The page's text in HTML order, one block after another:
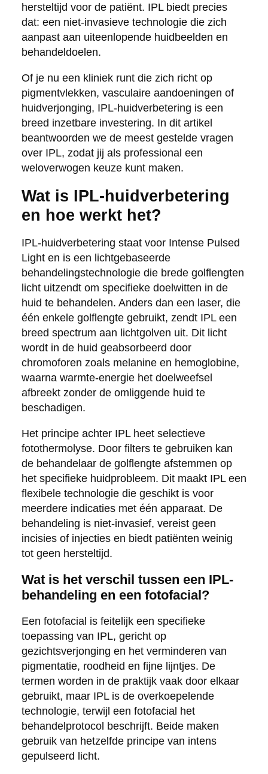
hersteltijd voor de patiënt. IPL biedt precies
dat: een niet-invasieve technologie die zich
aanpast aan uiteenlopende huidbeelden en
behandeldoelen.
Of je nu een kliniek runt die zich richt op
pigmentvlekken, vasculaire aandoeningen of
huidverjonging, IPL-huidverbetering is een
breed inzetbare investering. In dit artikel
beantwoorden we de meest gestelde vragen
over IPL, zodat jij als professional een
weloverwogen keuze kunt maken.
Wat is IPL-huidverbetering
en hoe werkt het?
IPL-huidverbetering staat voor Intense Pulsed
Light en is een lichtgebaseerde
behandelingstechnologie die brede golflengten
licht uitzendt om specifieke doelwitten in de
huid te behandelen. Anders dan een laser, die
één enkele golflengte gebruikt, zendt IPL een
breed spectrum aan lichtgolven uit. Dit licht
wordt in de huid geabsorbeerd door
chromoforen zoals melanine en hemoglobine,
waarna warmte-energie het doelweefsel
afbreekt zonder de omliggende huid te
beschadigen.
Het principe achter IPL heet selectieve
fotothermolyse. Door filters te gebruiken kan
de behandelaar de golflengte afstemmen op
het specifieke huidprobleem. Dit maakt IPL een
flexibele technologie die geschikt is voor
meerdere indicaties met één apparaat. De
behandeling is niet-invasief, vereist geen
incisies of injecties en biedt patiënten weinig
tot geen hersteltijd.
Wat is het verschil tussen een IPL-
behandeling en een fotofacial?
Een fotofacial is feitelijk een specifieke
toepassing van IPL, gericht op
gezichtsverjonging en het verminderen van
pigmentatie, roodheid en fijne lijntjes. De
termen worden in de praktijk vaak door elkaar
gebruikt, maar IPL is de overkoepelende
technologie, terwijl een fotofacial het
behandelprotocol beschrijft. Beide maken
gebruik van hetzelfde principe van intens
gepulseerd licht.